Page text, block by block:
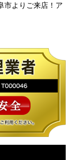
市よりご来店！ア